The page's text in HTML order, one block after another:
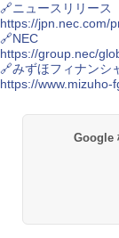
🔗ニュースリリース
https://jpn.nec.com/
🔗NEC
https://group.nec/
🔗みずほフィナンシ
https://www.mizuho-
Google